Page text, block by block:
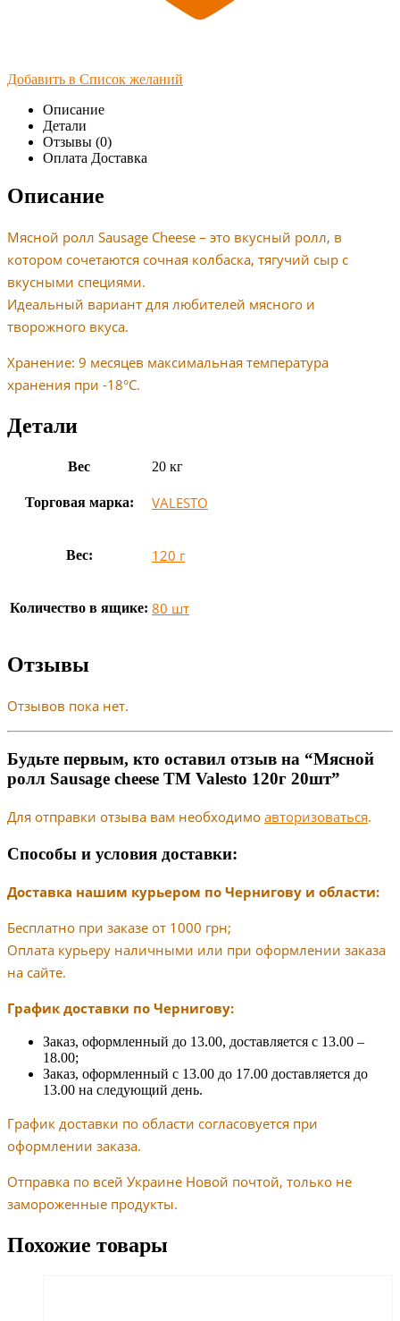
Добавить в Список желаний
Описание
Детали
Отзывы (0)
Оплата Доставка
Описание
Мясной ролл Sausage Cheese – это вкусный ролл, в
котором сочетаются сочная колбаска, тягучий сыр с
вкусными специями.
Идеальный вариант для любителей мясного и
творожного вкуса.
Хранение: 9 месяцев максимальная температура
хранения при -18°C.
Детали
Вес 20 кг
Торговая марка: VALESTO
Вес: 120 г
Количество в ящике: 80 шт
Отзывы
Отзывов пока нет.
Будьте первым, кто оставил отзыв на “Мясной
ролл Sausage cheese TM Valesto 120г 20шт”
Для отправки отзыва вам необходимо авторизоваться.
Способы и условия доставки:
Доставка нашим курьером по Чернигову и области:
Бесплатно при заказе от 1000 грн;
Оплата курьеру наличными или при оформлении заказа
на сайте.
График доставки по Чернигову:
Заказ, оформленный до 13.00, доставляется с 13.00 –
18.00;
Заказ, оформленный с 13.00 до 17.00 доставляется до
13.00 на следующий день.
График доставки по области согласовуется при
оформлении заказа.
Отправка по всей Украине Новой почтой, только не
замороженные продукты.
Похожие товары